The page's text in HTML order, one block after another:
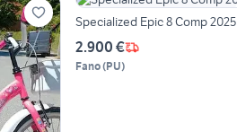
Specialized Epic 8 Comp 2025
2.900 €
Fano(PU)